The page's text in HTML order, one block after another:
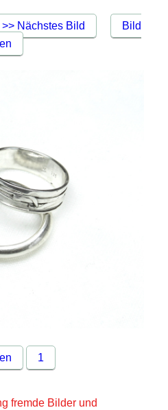
>> Nächstes Bild
Bild
1
fremde Bilder und